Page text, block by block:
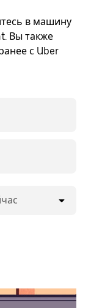
в машину
Вы также
с Uber